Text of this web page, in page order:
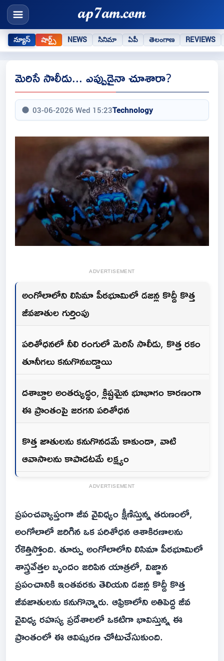
న్యూస్ షార్ట్స్ NEWS సినిమా ఏపీ తెలంగాణ REVIEWS
మెరిసే సాలీడు... ఎప్పుడైనా చూశారా?
03-06-2026 Wed 15:23Technology
ADVERTISEMENT
అంగోలాలోని లిసిమా పీఠభూమిలో డజన్ల కొద్దీ కొత్త
జీవజాతుల గుర్తింపు
పరిశోధనలో నీలి రంగులో మెరిసే సాలీడు, కొత్త రకం
తూనీగలు కనుగొనబడ్డాయి
దశాబ్దాల అంతర్యుద్ధం, క్లిష్టమైన భూభాగం కారణంగా
ఈ ప్రాంతంపై జరగని పరిశోధన
కొత్త జాతులను కనుగొనడమే కాకుండా, వాటి
ఆవాసాలను కాపాడటమే లక్ష్యం
ADVERTISEMENT
ప్రపంచవ్యాప్తంగా జీవ వైవిధ్యం క్షీణిస్తున్న తరుణంలో,
అంగోలాలో జరిగిన ఒక పరిశోధన ఆశాకిరణాలను
రేకెత్తిస్తోంది. తూర్పు అంగోలాలోని లిసిమా పీఠభూమిలో
శాస్త్రవేత్తల బృందం జరిపిన యాత్రలో, విజ్ఞాన
ప్రపంచానికి ఇంతవరకు తెలియని డజన్ల కొద్దీ కొత్త
జీవజాతులను కనుగొన్నారు. ఆఫ్రికాలోని అతిపెద్ద జీవ
వైవిధ్య రహస్య ప్రదేశాలలో ఒకటిగా భావిస్తున్న ఈ
ప్రాంతంలో ఈ ఆవిష్కరణ చోటుచేసుకుంది.